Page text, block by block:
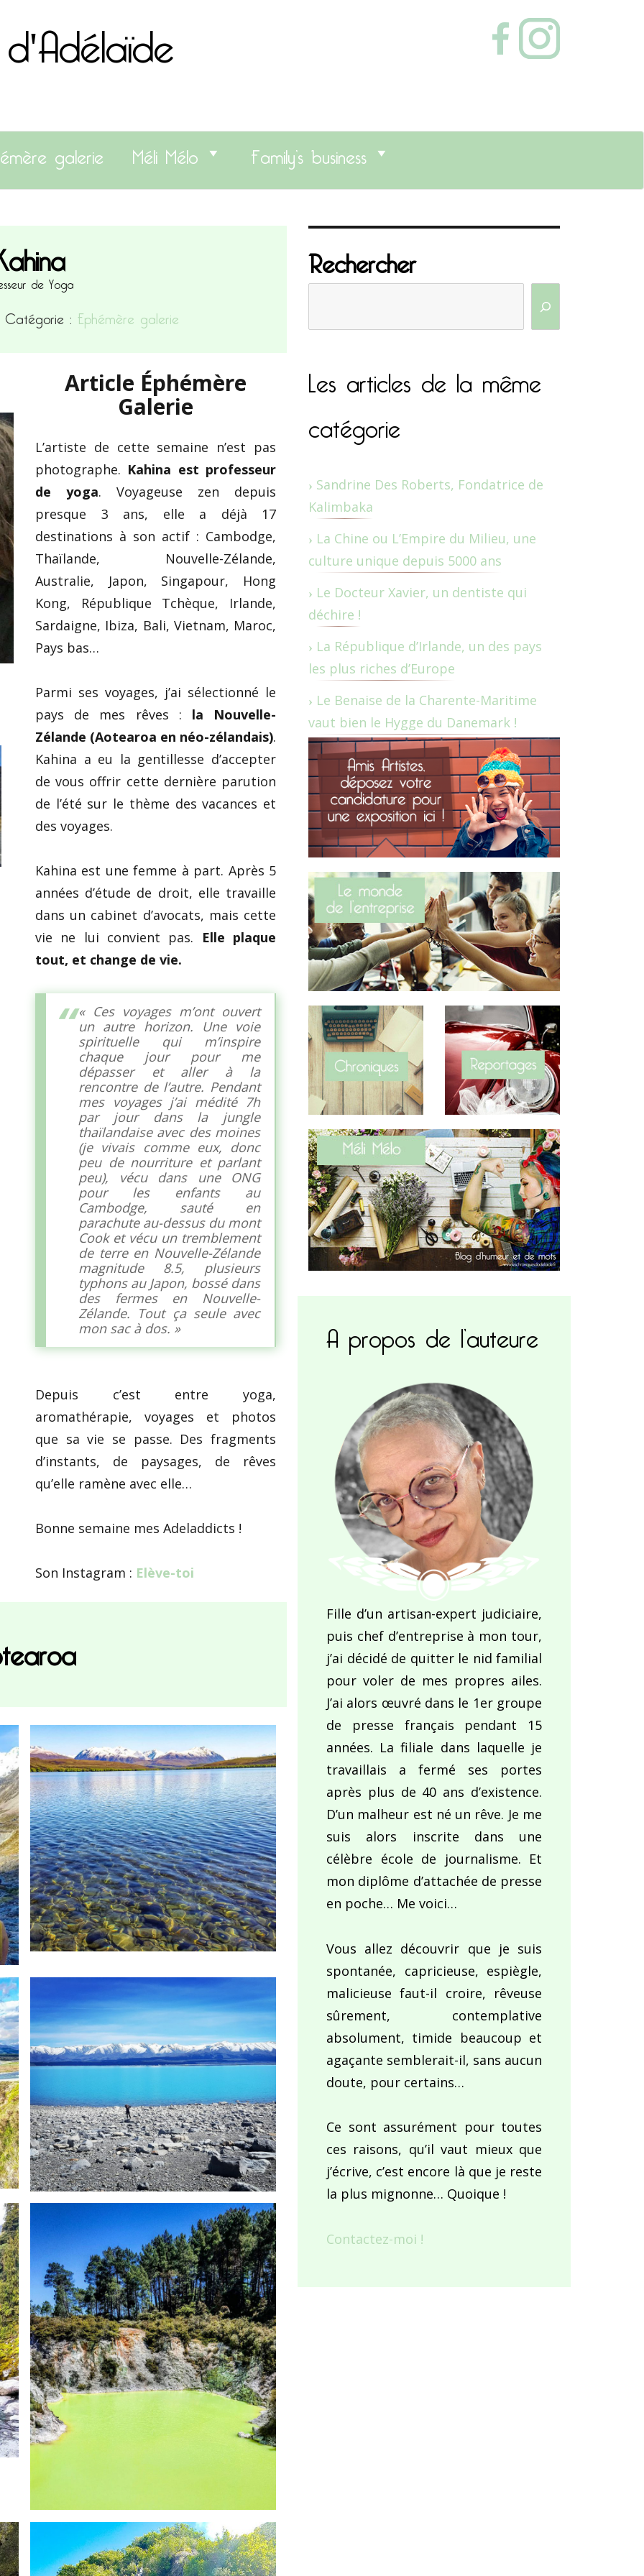
galerie Méli Mélo Family’s business
de Yoga
Catégorie : Ephémère galerie
Article Éphémère
Galerie
L’artiste de cette semaine n’est pas
photographe. Kahina est professeur
de yoga. Voyageuse zen depuis
presque 3 ans, elle a déjà 17
destinations à son actif : Cambodge,
Thaïlande, Nouvelle-Zélande,
Australie, Japon, Singapour, Hong
Kong, République Tchèque, Irlande,
Sardaigne, Ibiza, Bali, Vietnam, Maroc,
Pays bas…
Parmi ses voyages, j’ai sélectionné le
pays de mes rêves : la Nouvelle-
Zélande (Aotearoa en néo-zélandais).
Kahina a eu la gentillesse d’accepter
de vous offrir cette dernière parution
de l’été sur le thème des vacances et
des voyages.
Kahina est une femme à part. Après 5
années d’étude de droit, elle travaille
dans un cabinet d’avocats, mais cette
vie ne lui convient pas. Elle plaque
tout, et change de vie.
« Ces voyages m’ont ouvert
un autre horizon. Une voie
spirituelle qui m’inspire
chaque jour pour me
dépasser et aller à la
rencontre de l’autre. Pendant
mes voyages j’ai médité 7h
par jour dans la jungle
thaïlandaise avec des moines
(je vivais comme eux, donc
peu de nourriture et parlant
peu), vécu dans une ONG
pour les enfants au
Cambodge, sauté en
parachute au-dessus du mont
Cook et vécu un tremblement
de terre en Nouvelle-Zélande
magnitude 8.5, plusieurs
typhons au Japon, bossé dans
des fermes en Nouvelle-
Zélande. Tout ça seule avec
mon sac à dos. »
Depuis c’est entre yoga,
aromathérapie, voyages et photos
que sa vie se passe. Des fragments
d’instants, de paysages, de rêves
qu’elle ramène avec elle…
Bonne semaine mes Adeladdicts !
Son Instagram : Elève-toi
Rechercher
Les articles de la même
catégorie
Sandrine Des Roberts, Fondatrice de
Kalimbaka
La Chine ou L’Empire du Milieu, une
culture unique depuis 5000 ans
Le Docteur Xavier, un dentiste qui
déchire !
La République d’Irlande, un des pays
les plus riches d’Europe
Le Benaise de la Charente-Maritime
vaut bien le Hygge du Danemark !
A propos de l’auteure
Fille d’un artisan-expert judiciaire,
puis chef d’entreprise à mon tour,
j’ai décidé de quitter le nid familial
pour voler de mes propres ailes.
J’ai alors œuvré dans le 1er groupe
de presse français pendant 15
années. La filiale dans laquelle je
travaillais a fermé ses portes
après plus de 40 ans d’existence.
D’un malheur est né un rêve. Je me
suis alors inscrite dans une
célèbre école de journalisme. Et
mon diplôme d’attachée de presse
en poche… Me voici…
Vous allez découvrir que je suis
spontanée, capricieuse, espiègle,
malicieuse faut-il croire, rêveuse
sûrement, contemplative
absolument, timide beaucoup et
agaçante semblerait-il, sans aucun
doute, pour certains…
Ce sont assurément pour toutes
ces raisons, qu’il vaut mieux que
j’écrive, c’est encore là que je reste
la plus mignonne… Quoique !
Contactez-moi !